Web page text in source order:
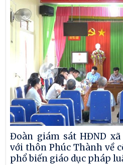
Đoàn giám sát HĐND
với thôn Phúc Thành về
phổ biến giáo dục pháp